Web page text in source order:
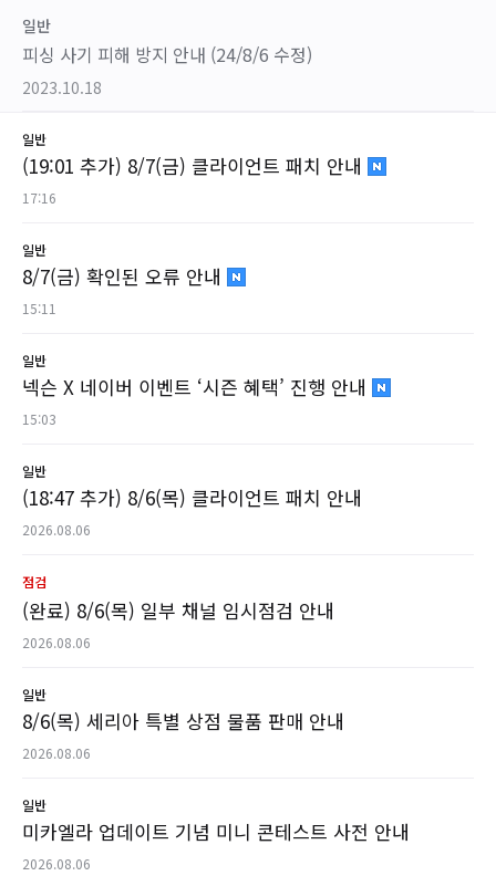
일반
피싱 사기 피해 방지 안내 (24/8/6 수정)
2023.10.18
일반
(19:01 추가) 8/7(금) 클라이언트 패치 안내
17:16
일반
8/7(금) 확인된 오류 안내
15:11
일반
넥슨 X 네이버 이벤트 ‘시즌 혜택’ 진행 안내
15:03
일반
(18:47 추가) 8/6(목) 클라이언트 패치 안내
2026.08.06
점검
(완료) 8/6(목) 일부 채널 임시점검 안내
2026.08.06
일반
8/6(목) 세리아 특별 상점 물품 판매 안내
2026.08.06
일반
미카엘라 업데이트 기념 미니 콘테스트 사전 안내
2026.08.06